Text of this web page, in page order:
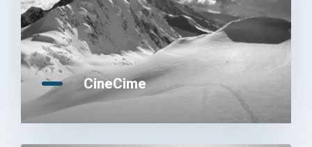
CineCime